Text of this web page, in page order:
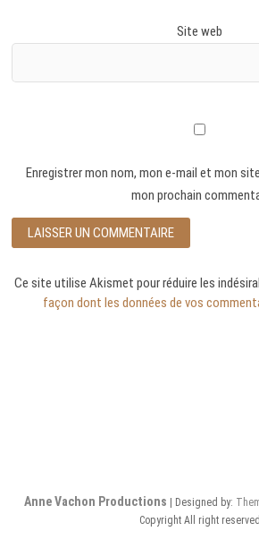
Site web
Enregistrer mon nom, mon e-mail et mon
mon prochain
Ce site utilise Akismet pour réduire les
façon dont les données de vos
Anne Vachon Productions | Designed by:
Copyright All right reserved